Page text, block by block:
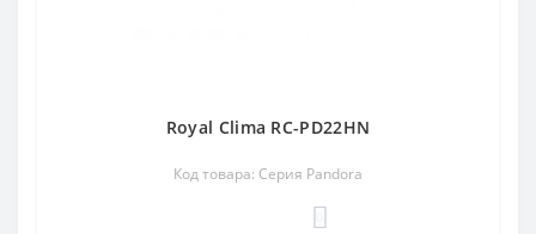
Royal Clima RC-PD22HN
Код товара: Серия Pandora